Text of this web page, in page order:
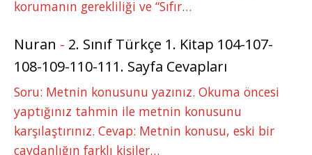
korumanın gerekliliği ve “Sıfır…
Nuran - 2. Sınıf Türkçe 1. Kitap 104-107-
108-109-110-111. Sayfa Cevapları
Soru: Metnin konusunu yazınız. Okuma öncesi
yaptığınız tahmin ile metnin konusunu
karşılaştırınız. Cevap: Metnin konusu, eski bir
çaydanlığın farklı kişiler…